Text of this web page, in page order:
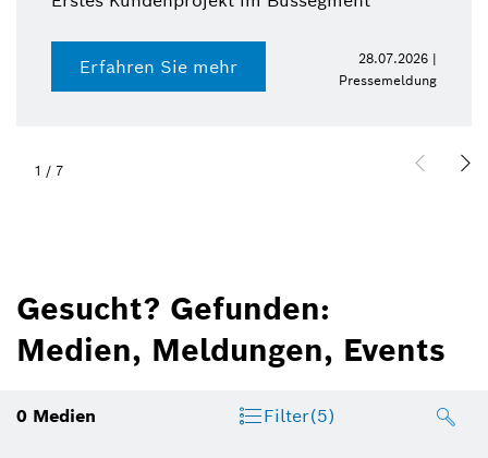
Erfahren Sie mehr
28.07.2026 |
Pressemeldung
1 / 7
Gesucht? Gefunden:
Medien, Meldungen, Events
0 Medien Filter(5)